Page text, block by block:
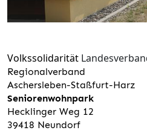
Volkssolidarität
Regionalverband
Aschersleben-Staßfurt-Harz
Seniorenwohnpark
Hecklinger Weg 12
39418 Neundorf